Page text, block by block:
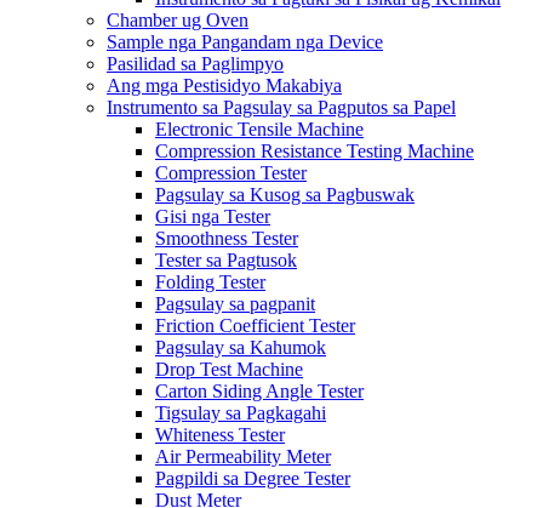
Chamber ug Oven
Sample nga Pangandam nga Device
Pasilidad sa Paglimpyo
Ang mga Pestisidyo Makabiya
Instrumento sa Pagsulay sa Pagputos sa Papel
Electronic Tensile Machine
Compression Resistance Testing Machine
Compression Tester
Pagsulay sa Kusog sa Pagbuswak
Gisi nga Tester
Smoothness Tester
Tester sa Pagtusok
Folding Tester
Pagsulay sa pagpanit
Friction Coefficient Tester
Pagsulay sa Kahumok
Drop Test Machine
Carton Siding Angle Tester
Tigsulay sa Pagkagahi
Whiteness Tester
Air Permeability Meter
Pagpildi sa Degree Tester
Dust Meter